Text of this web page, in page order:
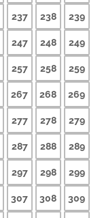
237 238 239
247 248 249
257 258 259
267 268 269
277 278 279
287 288 289
297 298 299
307 308 309